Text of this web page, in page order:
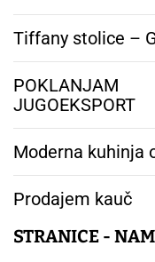
Tiffany stolice –
JUGOEKSPORT
Moderna kuhinja
Prodajem kauč
STRANICE -